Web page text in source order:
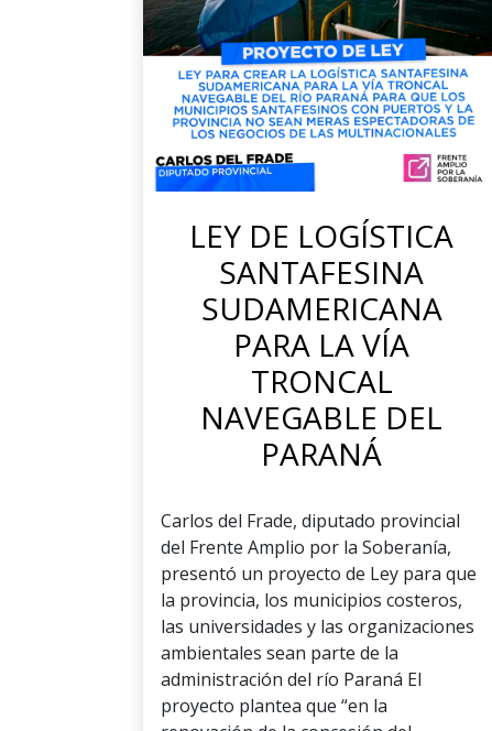
LEY DE LOGÍSTICA
SANTAFESINA
SUDAMERICANA
PARA LA VÍA
TRONCAL
NAVEGABLE DEL
PARANÁ
Carlos del Frade, diputado provincial
del Frente Amplio por la Soberanía,
presentó un proyecto de Ley para que
la provincia, los municipios costeros,
las universidades y las organizaciones
ambientales sean parte de la
administración del río Paraná El
proyecto plantea que “en la